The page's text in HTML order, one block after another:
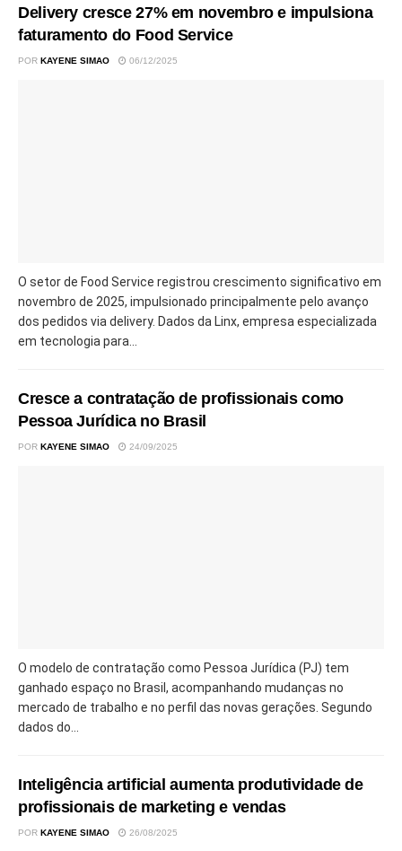
Delivery cresce 27% em novembro e impulsiona
faturamento do Food Service
POR KAYENE SIMAO 06/12/2025
O setor de Food Service registrou crescimento significativo em
novembro de 2025, impulsionado principalmente pelo avanço
dos pedidos via delivery. Dados da Linx, empresa especializada
em tecnologia para...
Cresce a contratação de profissionais como
Pessoa Jurídica no Brasil
POR KAYENE SIMAO 24/09/2025
O modelo de contratação como Pessoa Jurídica (PJ) tem
ganhado espaço no Brasil, acompanhando mudanças no
mercado de trabalho e no perfil das novas gerações. Segundo
dados do...
Inteligência artificial aumenta produtividade de
profissionais de marketing e vendas
POR KAYENE SIMAO 26/08/2025